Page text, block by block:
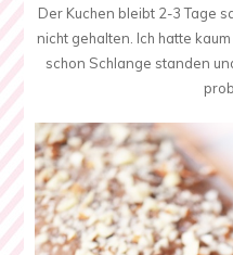
Der Kuchen bleibt 2-3 Tage
nicht gehalten. Ich hatte
schon Schlange standen